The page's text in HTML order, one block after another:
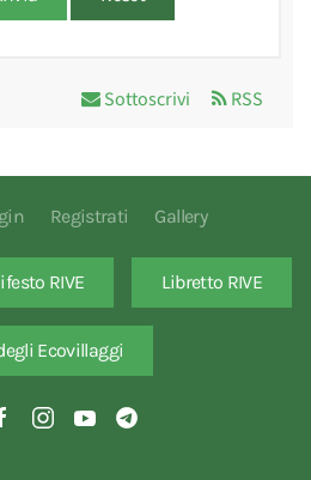
Sottoscrivi RSS
Registrati Gallery
RIVE Libretto RIVE
Ecovillaggi